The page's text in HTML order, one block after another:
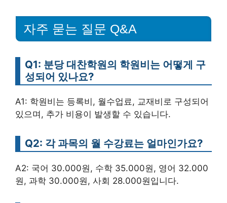
자주 묻는 질문 Q&A
Q1: 분당 대찬학원의 학원비는 어떻게 구
성되어 있나요?
A1: 학원비는 등록비, 월수업료, 교재비로 구성되어
있으며, 추가 비용이 발생할 수 있습니다.
Q2: 각 과목의 월 수강료는 얼마인가요?
A2: 국어 30.000원, 수학 35.000원, 영어 32.000
원, 과학 30.000원, 사회 28.000원입니다.